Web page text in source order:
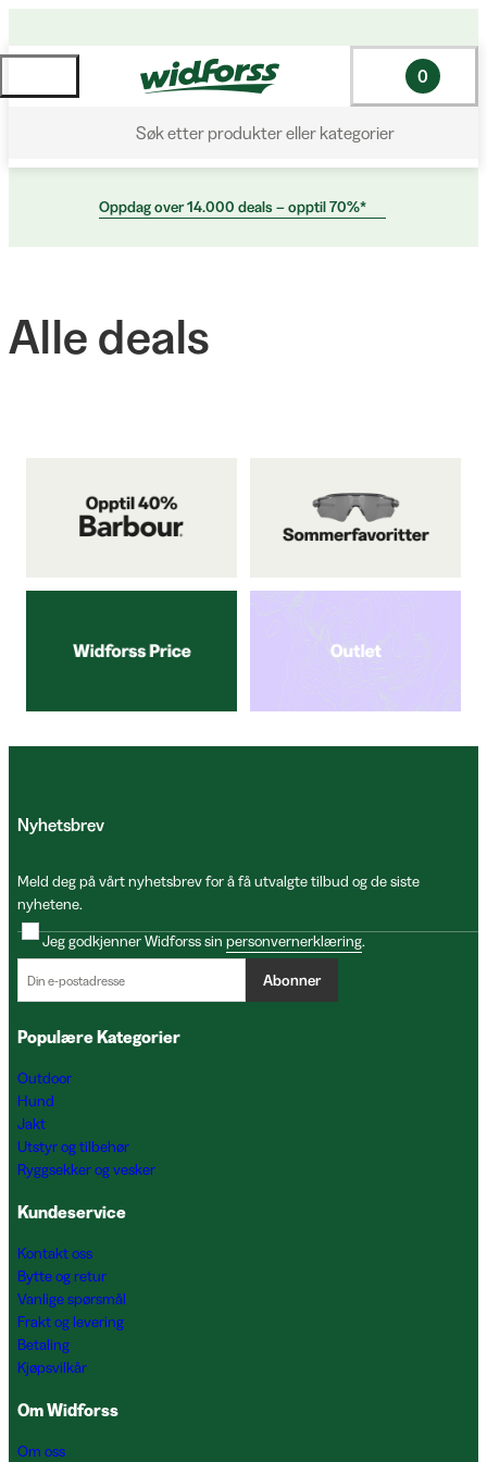
Søk etter produkter eller kategorier
0
Oppdag over 14.000 deals – opptil 70%*
Alle deals
Nyhetsbrev
Meld deg på vårt nyhetsbrev for å få utvalgte tilbud og de siste
nyhetene.
Jeg godkjenner Widforss sin personvernerklæring.
Abonner
Populære Kategorier
Outdoor
Hund
Jakt
Utstyr og tilbehør
Ryggsekker og vesker
Kundeservice
Kontakt oss
Bytte og retur
Vanlige spørsmål
Frakt og levering
Betaling
Kjøpsvilkår
Om Widforss
Om oss